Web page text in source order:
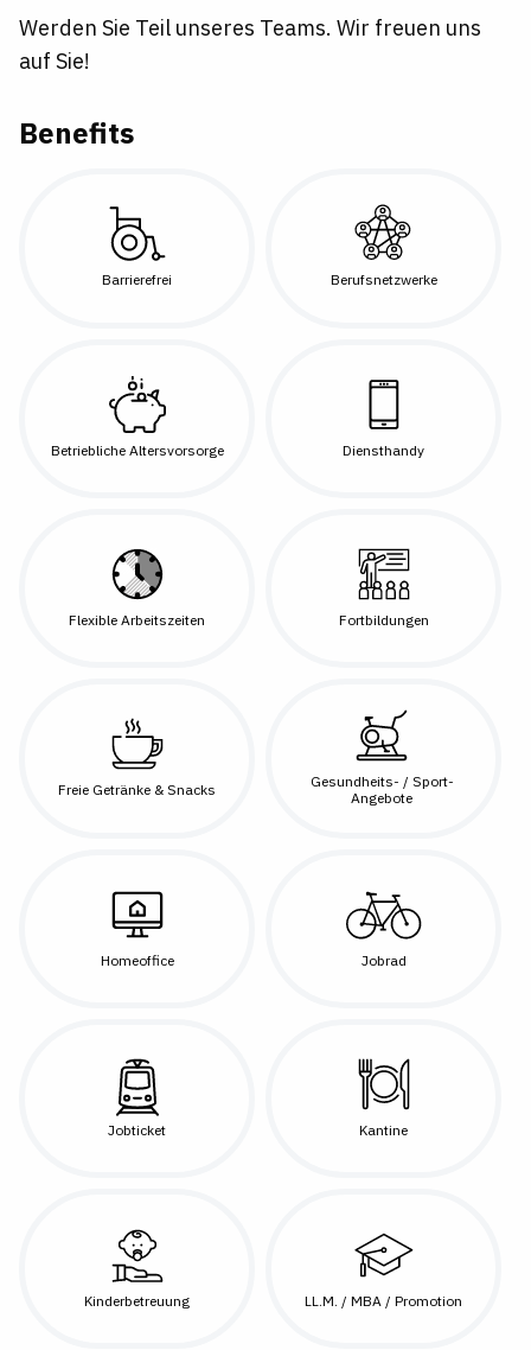
Werden Sie Teil unseres Teams. Wir freuen uns
auf Sie!
Benefits
Barrierefrei Berufsnetzwerke
Betriebliche Altersvorsorge Diensthandy
Flexible Arbeitszeiten Fortbildungen
Freie Getränke & Snacks
Gesundheits- / Sport-
Angebote
Homeoffice Jobrad
Jobticket Kantine
Kinderbetreuung LL.M. / MBA / Promotion